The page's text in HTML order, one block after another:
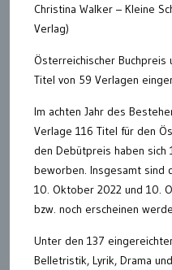
Christina Walker – Kleine
Verlag)
Österreichischer
Titel von 59 Verlagen
Im achten Jahr des
Verlage 116 Titel für den
den Debütpreis haben
beworben. Insgesamt sind
10. Oktober 2022 und 10.
bzw. noch erscheinen
Unter den 137
Belletristik, Lyrik, Drama